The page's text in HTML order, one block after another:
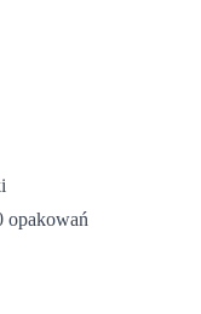
opakowań